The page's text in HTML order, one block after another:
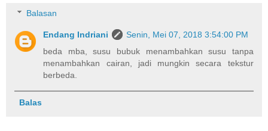
Balasan
Endang Indriani
Senin, Mei 07, 2018 3:54:00 PM
beda mba, susu bubuk menambahkan susu tanpa
menambahkan cairan, jadi mungkin secara tekstur
berbeda.
Balas